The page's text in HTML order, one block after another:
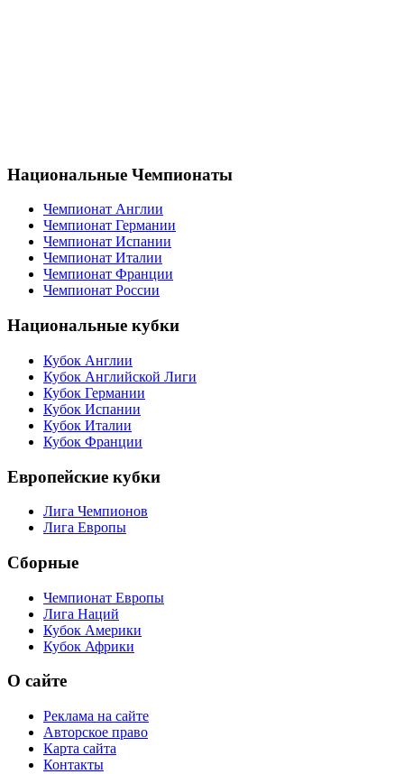
Национальные Чемпионаты
Чемпионат Англии
Чемпионат Германии
Чемпионат Испании
Чемпионат Италии
Чемпионат Франции
Чемпионат России
Национальные кубки
Кубок Англии
Кубок Английской Лиги
Кубок Германии
Кубок Испании
Кубок Италии
Кубок Франции
Европейские кубки
Лига Чемпионов
Лига Европы
Сборные
Чемпионат Европы
Лига Наций
Кубок Америки
Кубок Африки
О сайте
Реклама на сайте
Авторское право
Карта сайта
Контакты